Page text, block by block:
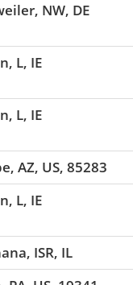
NW, DE
L, IE
L, IE
AZ, US, 85283
L, IE
ISR, IL